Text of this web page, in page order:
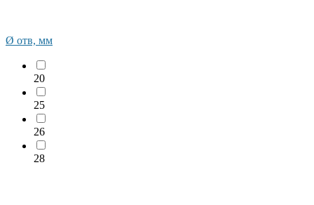
Ø отв, мм
20
25
26
28